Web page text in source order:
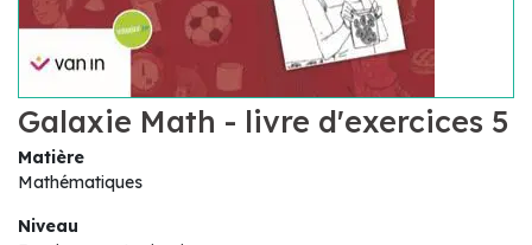
Galaxie Math - livre d'exercices 5
Matière
Mathématiques
Niveau